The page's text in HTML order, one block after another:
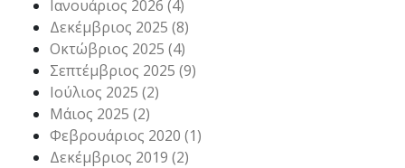
Ιανουάριος 2026 (4)
Δεκέμβριος 2025 (8)
Οκτώβριος 2025 (4)
Σεπτέμβριος 2025 (9)
Ιούλιος 2025 (2)
Μάιος 2025 (2)
Φεβρουάριος 2020 (1)
Δεκέμβριος 2019 (2)